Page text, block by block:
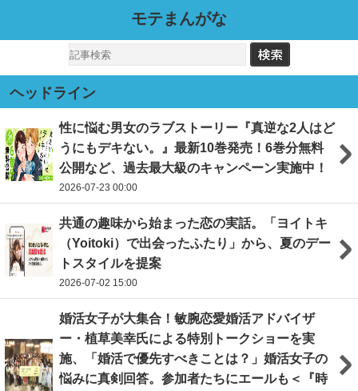
モテまんがな
ヘッドライン
性に悩む男女のラブストーリー『真逆な2人はど
うにもデキない。』最新10巻発売！6巻分無料
公開など、過去最大級のキャンペーン実施中！
2026-07-23 00:00
共通の趣味から始まった恋の実話。「ヨイトキ
（Yoitoki）で出会ったふたり」から、夏のデー
トスタイルを提案
2026-07-02 15:00
婚活女子が大集合！敏腕恋愛婚活アドバイザ
ー・植草美幸氏による特別トークショーを実
施、「婚活で優先すべきことは？」婚活女子の
悩みに真剣回答。参加者たちにエールも＜『時